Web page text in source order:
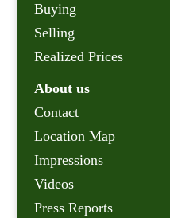
Buying
Selling
Realized Prices
About us
Contact
Location Map
Impressions
Videos
Press Reports